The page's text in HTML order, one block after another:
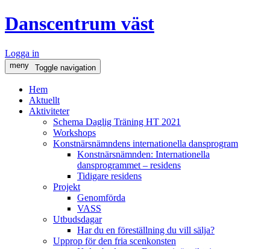
Danscentrum väst
Logga in
meny Toggle navigation
Hem
Aktuellt
Aktiviteter
Schema Daglig Träning HT 2021
Workshops
Konstnärsnämndens internationella dansprogram
Konstnärsnämnden: Internationella
dansprogrammet – residens
Tidigare residens
Projekt
Genomförda
VASS
Utbudsdagar
Har du en föreställning du vill sälja?
Upprop för den fria scenkonsten